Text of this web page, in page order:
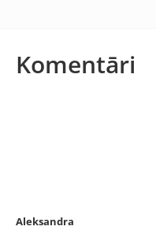
Komentāri
Aleksandra